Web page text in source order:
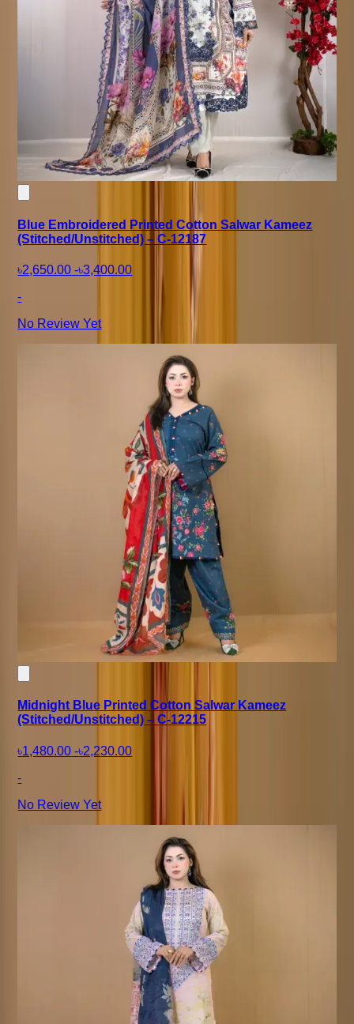
Blue Embroidered Printed Cotton Salwar Kameez
(Stitched/Unstitched) – C-12187
৳2,650.00 -৳3,400.00
-
No Review Yet
Midnight Blue Printed Cotton Salwar Kameez
(Stitched/Unstitched) – C-12215
৳1,480.00 -৳2,230.00
-
No Review Yet